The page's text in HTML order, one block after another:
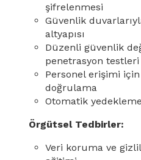
şifrelenmesi
Güvenlik
altyapısı
Düzenli güvenlik
penetrasyon testleri
Personel erişimi
doğrulama
Otomatik
Örgütsel Tedbirler:
Veri koruma ve